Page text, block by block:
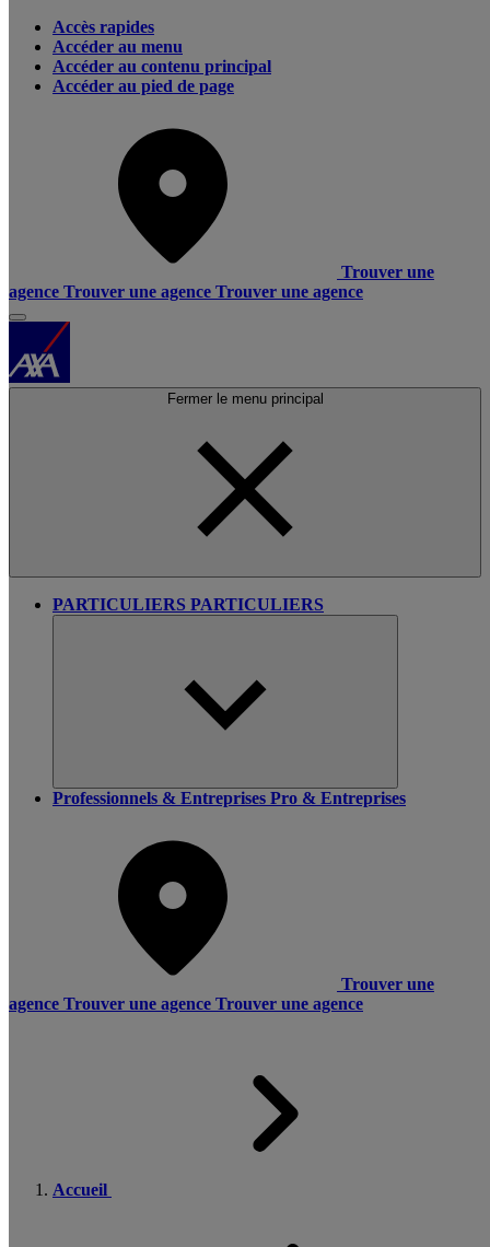
Accès rapides
Accéder au menu
Accéder au contenu principal
Accéder au pied de page
Trouver une
agence Trouver une agence Trouver une agence
Fermer le menu principal
PARTICULIERS PARTICULIERS
Professionnels & Entreprises Pro & Entreprises
Trouver une
agence Trouver une agence Trouver une agence
Accueil